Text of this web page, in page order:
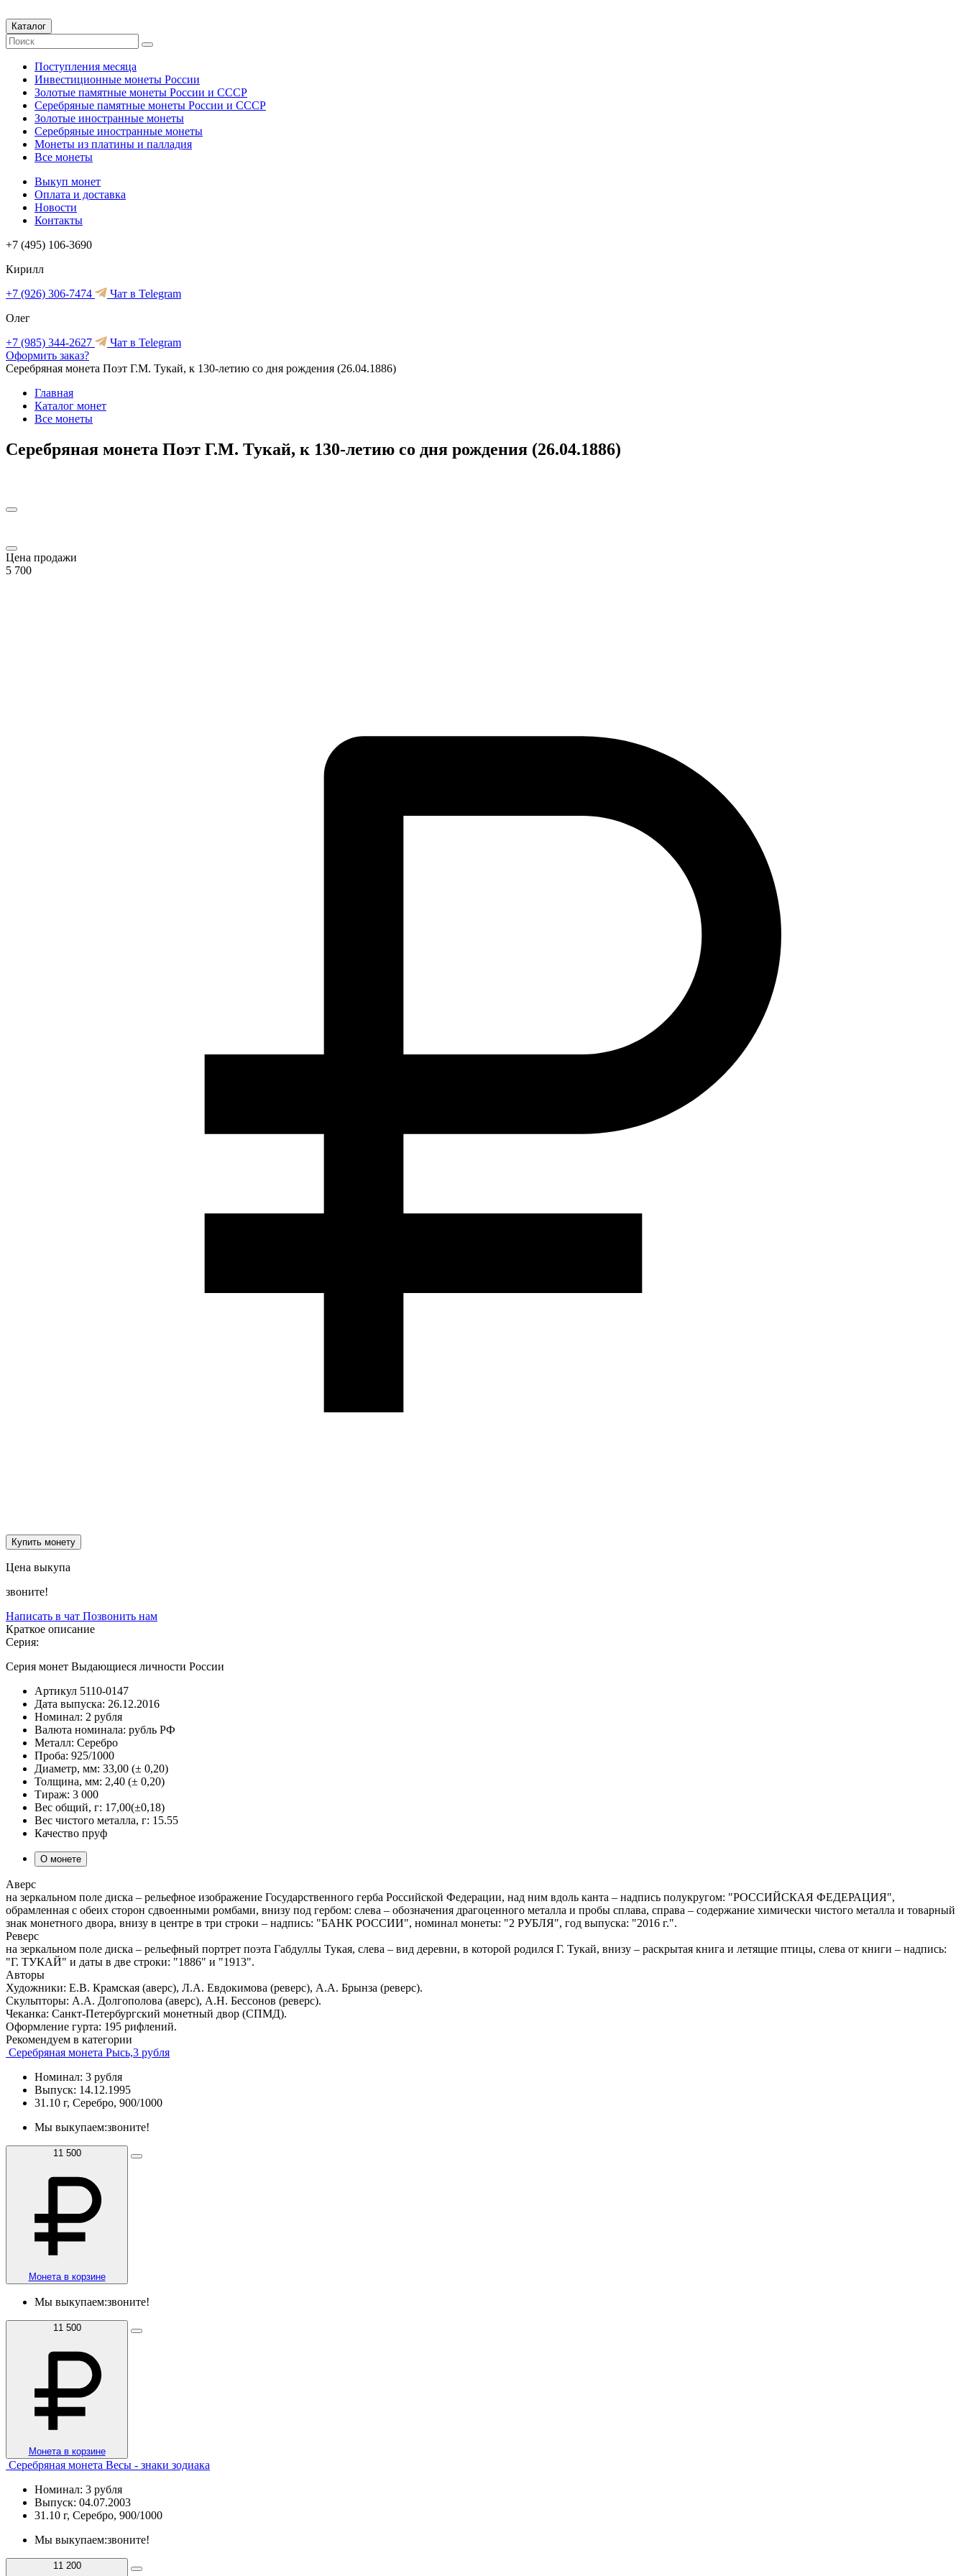
Каталог
Поступления месяца
Инвестиционные монеты России
Золотые памятные монеты России и СССР
Серебряные памятные монеты России и СССР
Золотые иностранные монеты
Серебряные иностранные монеты
Монеты из платины и палладия
Все монеты
Выкуп монет
Оплата и доставка
Новости
Контакты
+7 (495) 106-3690
Кирилл
+7 (926) 306-7474
Чат в Telegram
Олег
+7 (985) 344-2627
Чат в Telegram
Оформить заказ?
Серебряная монета Поэт Г.М. Тукай, к 130-летию со дня рождения (26.04.1886)
Главная
Каталог монет
Все монеты
Серебряная монета Поэт Г.М. Тукай, к 130-летию со дня рождения (26.04.1886)
Цена продажи
5 700
Купить монету
Цена выкупа
звоните!
Написать в чат Позвонить нам
Краткое описание
Серия:
Серия монет Выдающиеся личности России
Артикул 5110-0147
Дата выпуска: 26.12.2016
Номинал: 2 рубля
Валюта номинала: рубль РФ
Металл: Серебро
Проба: 925/1000
Диаметр, мм: 33,00 (± 0,20)
Толщина, мм: 2,40 (± 0,20)
Тираж: 3 000
Вес общий, г: 17,00(±0,18)
Вес чистого металла, г: 15.55
Качество пруф
О монете
Аверс
на зеркальном поле диска – рельефное изображение Государственного герба Российской Федерации, над ним вдоль канта – надпись полукругом: "РОССИЙСКАЯ ФЕДЕРАЦИЯ",
обрамленная с обеих сторон сдвоенными ромбами, внизу под гербом: слева – обозначения драгоценного металла и пробы сплава, справа – содержание химически чистого металла и товарный
знак монетного двора, внизу в центре в три строки – надпись: "БАНК РОССИИ", номинал монеты: "2 РУБЛЯ", год выпуска: "2016 г.".
Реверс
на зеркальном поле диска – рельефный портрет поэта Габдуллы Тукая, слева – вид деревни, в которой родился Г. Тукай, внизу – раскрытая книга и летящие птицы, слева от книги – надпись:
"Г. ТУКАЙ" и даты в две строки: "1886" и "1913".
Авторы
Художники: Е.В. Крамская (аверс), Л.А. Евдокимова (реверс), А.А. Брынза (реверс).
Скульпторы: А.А. Долгополова (аверс), А.Н. Бессонов (реверс).
Чеканка: Санкт-Петербургский монетный двор (СПМД).
Оформление гурта: 195 рифлений.
Рекомендуем в категории
Серебряная монета Рысь,3 рубля
Номинал: 3 рубля
Выпуск: 14.12.1995
31.10 г, Серебро, 900/1000
Мы выкупаем:звоните!
11 500
Монета в корзине
Мы выкупаем:звоните!
11 500
Монета в корзине
Серебряная монета Весы - знаки зодиака
Номинал: 3 рубля
Выпуск: 04.07.2003
31.10 г, Серебро, 900/1000
Мы выкупаем:звоните!
11 200